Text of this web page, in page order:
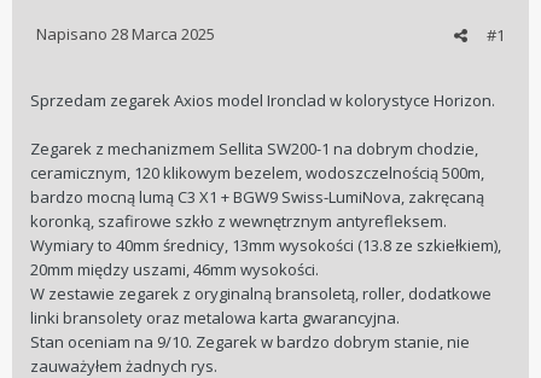
#1
Napisano 28 Marca 2025
Sprzedam zegarek Axios model Ironclad w kolorystyce Horizon.
Zegarek z mechanizmem Sellita SW200-1 na dobrym chodzie,
ceramicznym, 120 klikowym bezelem, wodoszczelnością 500m,
bardzo mocną lumą C3 X1 + BGW9 Swiss-LumiNova, zakręcaną
koronką, szafirowe szkło z wewnętrznym antyrefleksem.
Wymiary to 40mm średnicy, 13mm wysokości (13.8 ze szkiełkiem),
20mm między uszami, 46mm wysokości.
W zestawie zegarek z oryginalną bransoletą, roller, dodatkowe
linki bransolety oraz metalowa karta gwarancyjna.
Stan oceniam na 9/10. Zegarek w bardzo dobrym stanie, nie
zauważyłem żadnych rys.